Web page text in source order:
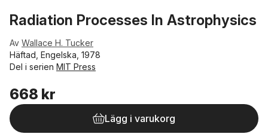
Radiation Processes In Astrophysics
Av Wallace H. Tucker
Häftad, Engelska, 1978
Del i serien MIT Press
668 kr
Lägg i varukorg